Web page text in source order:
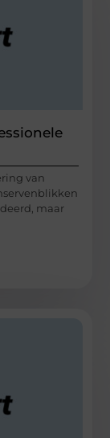
van
maar